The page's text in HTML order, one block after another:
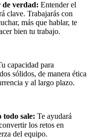
de verdad: Entender el
clave. Trabajarás con
más que hablar, te
bien tu trabajo.
capacidad para
sólidos, de manera ética
y al largo plazo.
todo sale: Te ayudará
los retos en
del equipo.